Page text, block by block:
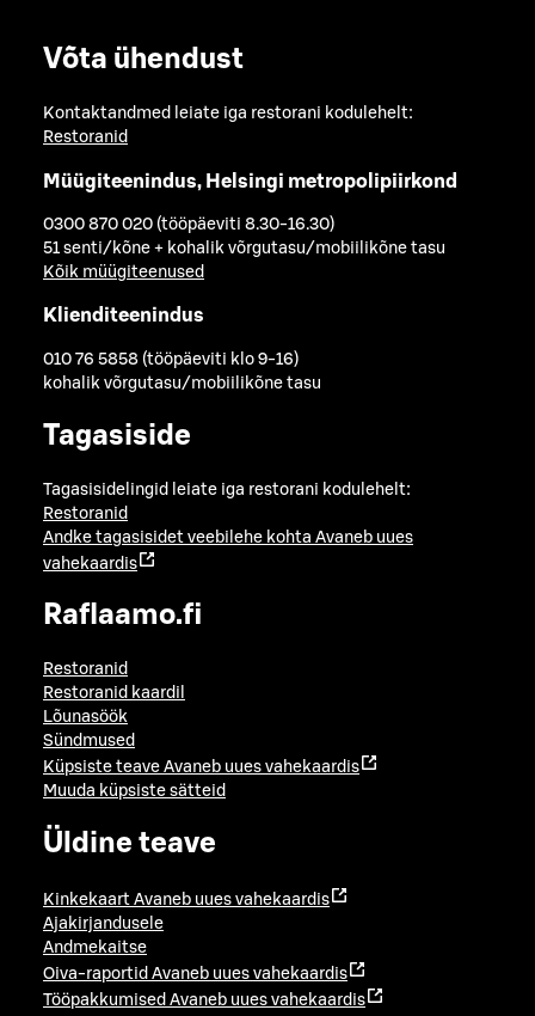
Võta ühendust
Kontaktandmed leiate iga restorani kodulehelt:
Restoranid
Müügiteenindus, Helsingi metropolipiirkond
0300 870 020 (tööpäeviti 8.30-16.30)
51 senti/kõne + kohalik võrgutasu/mobiilikõne tasu
Kõik müügiteenused
Klienditeenindus
010 76 5858 (tööpäeviti klo 9-16)
kohalik võrgutasu/mobiilikõne tasu
Tagasiside
Tagasisidelingid leiate iga restorani kodulehelt:
Restoranid
Andke tagasisidet veebilehe kohta Avaneb uues
vahekaardis
Raflaamo.fi
Restoranid
Restoranid kaardil
Lõunasöök
Sündmused
Küpsiste teave Avaneb uues vahekaardis
Muuda küpsiste sätteid
Üldine teave
Kinkekaart Avaneb uues vahekaardis
Ajakirjandusele
Andmekaitse
Oiva-raportid Avaneb uues vahekaardis
Tööpakkumised Avaneb uues vahekaardis